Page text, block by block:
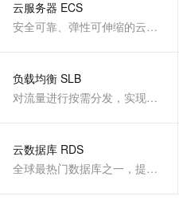
云服务器 ECS
安全可靠、弹性可伸缩的云计算服务
负载均衡 SLB
对流量进行按需分发，实现应用高可用
云数据库 RDS
全球最热门数据库之一，提供全托管的稳定服务